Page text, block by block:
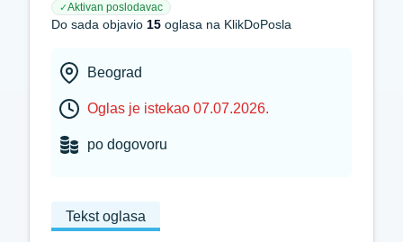
✓Aktivan poslodavac
Do sada objavio 15 oglasa na KlikDoPosla
Beograd
Oglas je istekao 07.07.2026.
po dogovoru
Tekst oglasa